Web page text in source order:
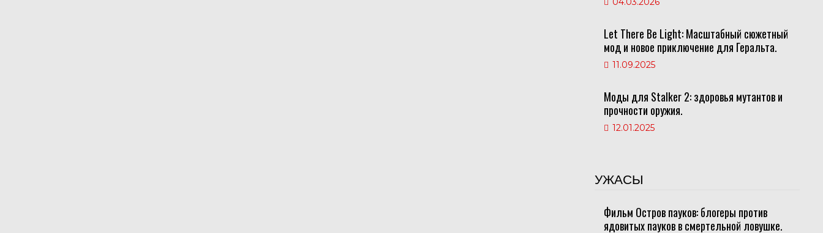
Let There Be Light: Масштабный сюжетный
мод и новое приключение для Геральта.
11.09.2025
Моды для Stalker 2: здоровья мутантов и
прочности оружия.
12.01.2025
УЖАСЫ
Фильм Остров пауков: блогеры против
ядовитых пауков в смертельной ловушке.